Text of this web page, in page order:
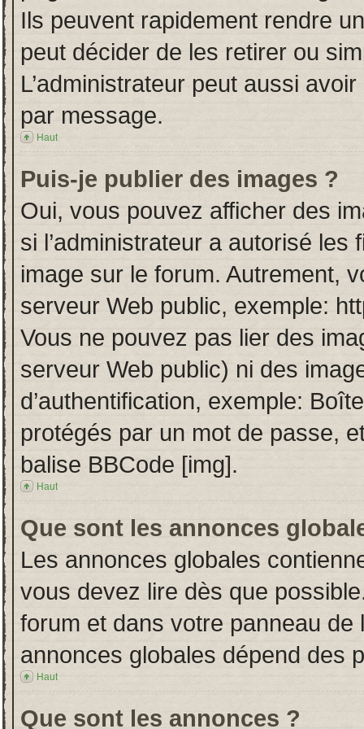
Ils peuvent rapidement rendre
peut décider de les retirer ou
L’administrateur peut aussi
par message.
Haut
Puis-je publier des images ?
Oui, vous pouvez afficher des
si l’administrateur a autorisé
image sur le forum. Autrement,
serveur Web public, exemple:
Vous ne pouvez pas lier des
serveur Web public) ni des
d’authentification, exemple:
protégés par un mot de passe,
balise BBCode [img].
Haut
Que sont les annonces
Les annonces globales
vous devez lire dès que
forum et dans votre panneau de
annonces globales dépend des
Haut
Que sont les annonces ?